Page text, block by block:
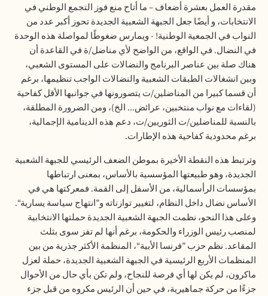
مقدرة العمل بعشرة أضعاف – ما أتاح منع فوز التجمع الوطني في
الانتخابات، و أيضًا جعل الجبهة الشعبية الجديدة تحوز أكبر عدد من
النواب في الجمعية الوطنية! - ويمارس ضغوطًا لمواصلة هذه الوحدة
في النضال. في الواقع، من الواضح لأي مناضل/ة في القاعدة أن
هناك صلة بين عناصر البرنامج والنضالات على المستوى الشعبي،
وبين انشغالات الطبقات الشعبية والنضالات الواجب تنظيمها، برغم
أن قسما كبيرا من المناضلين/ت يتصورونها في جوانبها الأقل كفاحية
(لقاءات مع نواب منتخبين، عرائض... الخ)، ومن الضرورة المطلقة،
بالنسبة للمناضلين/ت الثوريين/ت، دعم هذه الدينامية الإجمالية،
برغم محدودية كفاحية هذه الإطارات.
وترتبط هذه النقطة الأخيرة بموطن الضعف الرئيسي للجبهة الشعبية
الجديدة، وهو طبيعتها المؤسسية بالأساس، بمعنى ارتباطها
بمؤسسات الرأسمالية، من الأسفل إلى القمة. فمعركتها هي في
الأساس نضال داخل النظام، لتغيير توازناته و”انتهاج سياسة يسارية“.
وعلى هذا النحو، نظمت الجبهة الشعبية الجديدة حملتها الانتخابية
لمنصب رئيس الوزراء والحكومة، برغم أنها لم تفز سوى بثلث
المقاعد. نظم حزب ”فرنسا الأبية“، المنظمة الأكثر جذرية من بين
المنظمات الأربع الرئيسية في الجبهة الشعبية الجديدة، حملة لعزل
ماكرون، لم يكن لها أي فرصة للنجاح، ولم تكن بأي حال من الأحوال
جزءًا من حركة جماهيرية، في حين أن الرئيس مكروه من قبل جزء